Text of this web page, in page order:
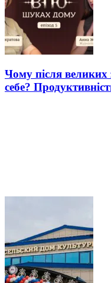
Чому після великих
себе?